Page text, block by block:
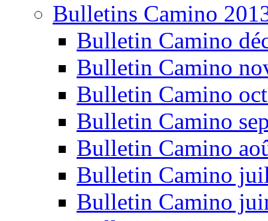
Bulletins Camino
Bulletin Camino
Bulletin Camino
Bulletin Camino
Bulletin Camino
Bulletin Camino
Bulletin Camino
Bulletin Camino